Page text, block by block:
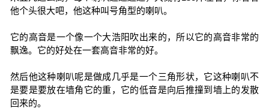
他个头很大吧，他这种叫号角型的喇叭。
它的高音是一个像一个大浩阳吹出来的，所以它的高音非常的
飘逸。它的好处在一套高音非常的好。
然后他这种喇叭呢是做成几乎是一个三角形状，它这种喇叭不
是要是要放在墙角它的重，它的低音是向后推撞到墙上的发散
回来的。